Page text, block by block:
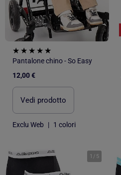
Pantalone chino - So Easy
12,00 €
Vedi prodotto
Exclu Web | 1 colori
1 / 5